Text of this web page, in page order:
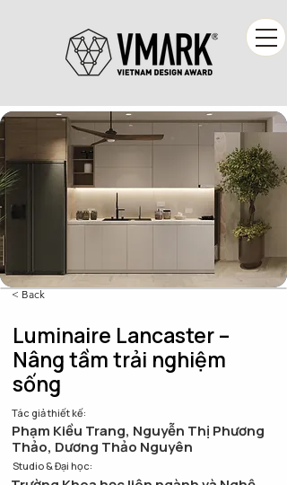
< Back
Luminaire Lancaster –
Nâng tầm trải nghiệm
sống
Tác giả thiết kế:
Phạm Kiều Trang, Nguyễn Thị Phương
Thảo, Dương Thảo Nguyên
Studio & Đại học: